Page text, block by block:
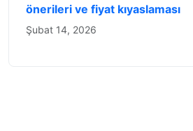
önerileri ve fiyat kıyaslaması
Şubat 14, 2026